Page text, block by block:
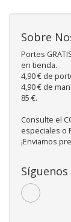
Sobre
Portes
en tienda.
4,90 € de
4,90 € de
85 €.
Consulte el
especiales o
¡Enviamos
Síguenos